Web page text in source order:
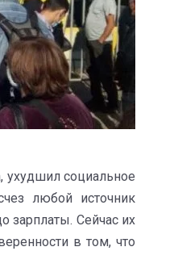
ухудшил социальное
любой источник
зарплаты. Сейчас их
в том, что